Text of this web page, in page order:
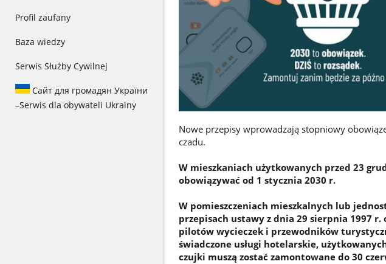
Profil zaufany
Baza wiedzy
Serwis Służby Cywilnej
Сайт для громадян України
–Serwis dla obywateli Ukrainy
Nowe przepisy wprowadzają stopniowy
czadu.
W mieszkaniach użytkowanych przed 23
obowiązywać od 1 stycznia 2030 r.
W pomieszczeniach mieszkalnych lub
przepisach ustawy z dnia 29 sierpnia 1997 r.
pilotów wycieczek i przewodników
świadczone usługi hotelarskie,
czujki muszą zostać zamontowane do 30